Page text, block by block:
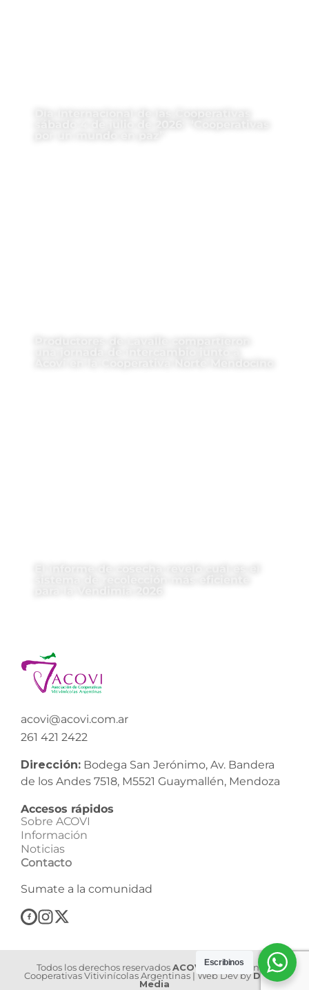
Día Internacional de las Cooperativas
acovi@acovi.com.ar
261 421 2422
Dirección: Bodega San Jerónimo, Av. Bandera
de los Andes 7518, M5521 Guaymallén, Mendoza
Accesos rápidos
Sobre ACOVI
Información
Noticias
Contacto
Sumate a la comunidad
Todos los derechos reservados ACOVI | Asociación de
Cooperativas Vitivinícolas Argentinas | Web Dev by Dilook
Media
Escribinos